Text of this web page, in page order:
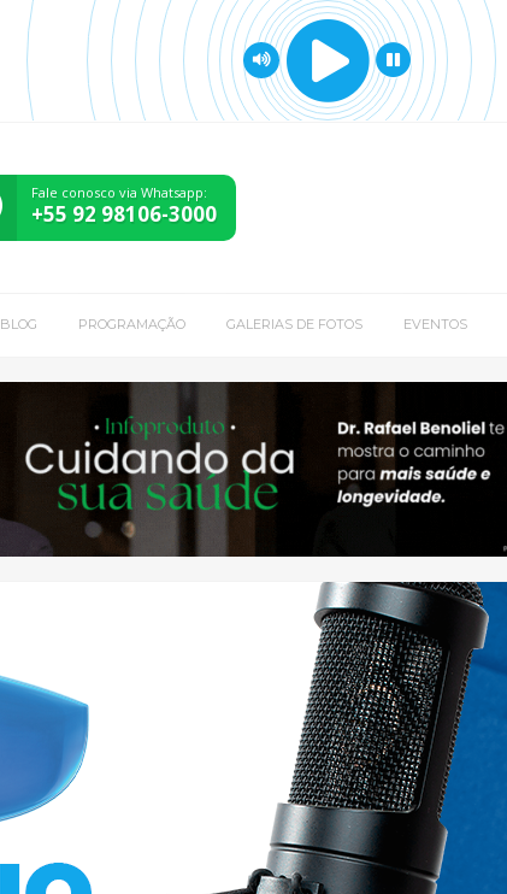
Fale conosco via Whatsapp:
+55 92 98106-3000
BLOG PROGRAMAÇÃO GALERIAS DE FOTOS EVENTOS